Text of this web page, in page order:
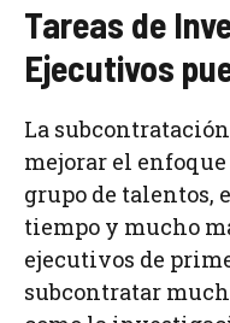
Tareas de
Ejecutivos
La
mejorar el
grupo de talentos,
tiempo y mucho
ejecutivos de
subcontratar